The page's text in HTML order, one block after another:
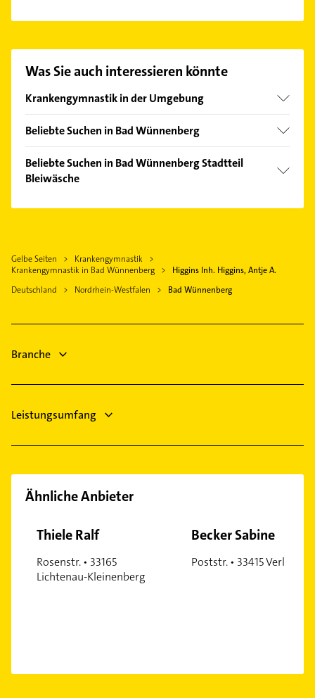
finden Sie alleKontaktdaten.
Was Sie auch interessieren könnte
Krankengymnastik in der Umgebung
Marsberg
Büren
Rüthen
Diemelstadt
Beliebte Suchen in Bad Wünnenberg
Maler
Schreiner
Hausarzt
Allgemeinarzt
Arzt
Beliebte Suchen in Bad Wünnenberg Stadtteil
Bleiwäsche
Gelbe Seiten
Krankengymnastik
Krankengymnastik in Bad Wünnenberg
Higgins Inh. Higgins, Antje A.
Deutschland
Nordrhein-Westfalen Bad Wünnenberg
Branche
Leistungsumfang
Ähnliche Anbieter
Thiele Ralf
Rosenstr. • 33165
Lichtenau-Kleinenberg
Becker Sabine
Poststr. • 33415 Verl